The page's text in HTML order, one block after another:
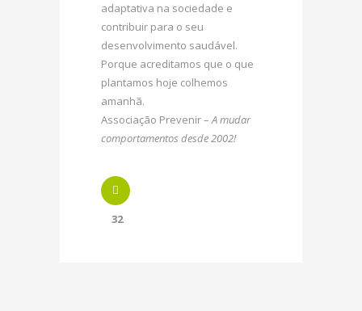
adaptativa na sociedade e
contribuir para o seu
desenvolvimento saudável.
Porque acreditamos que o que
plantamos hoje colhemos
amanhã.
Associação Prevenir –A mudar
comportamentos desde 2002!
32